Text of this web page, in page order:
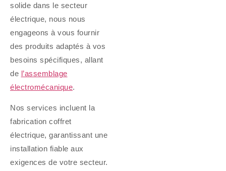
solide dans le secteur
électrique, nous nous
engageons à vous fournir
des produits adaptés à vos
besoins spécifiques, allant
de l’assemblage
électromécanique.
Nos services incluent la
fabrication coffret
électrique, garantissant une
installation fiable aux
exigences de votre secteur.